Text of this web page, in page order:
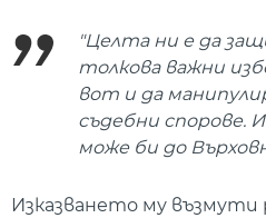
"Целта ни е да
толкова важни
вот и да
съдебни спорове.
може би до
Изказването му